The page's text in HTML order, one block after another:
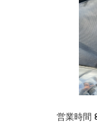
営業時間